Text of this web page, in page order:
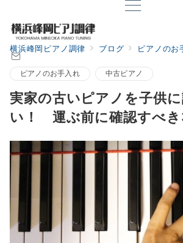
横浜峰岡ピアノ調律 ブログ ピアノのお
ピアノのお手入れ 中古ピアノ
実家の古いピアノを子供
い！ 運ぶ前に確認すべ